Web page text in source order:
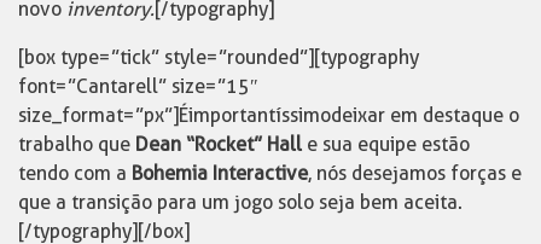
novo inventory.[/typography]
[box type=”tick” style=”rounded”][typography
font=”Cantarell” size=”15″
size_format=”px”]É importantíssimo deixar em destaque o
trabalho que Dean “Rocket” Hall e sua equipe estão
tendo com a Bohemia Interactive, nós desejamos forças e
que a transição para um jogo solo seja bem aceita.
[/typography][/box]